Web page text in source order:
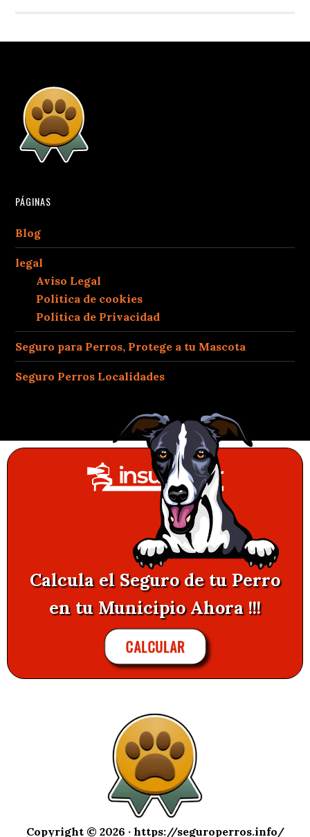
PÁGINAS
Blog
legal
Aviso Legal
Política de cookies
Política de Privacidad
Seguro para Perros, Protege a tu Mascota
Seguro Perros Localidades
Calcula el Seguro de tu Perro
en tu Municipio Ahora !!!
CALCULAR
Copyright © 2026 · https://seguroperros.info/